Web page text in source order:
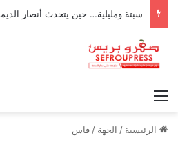
سبتة ومليلية… حين يتحدث أنصار
القائمة
الرئيسية / الجهة / فاس